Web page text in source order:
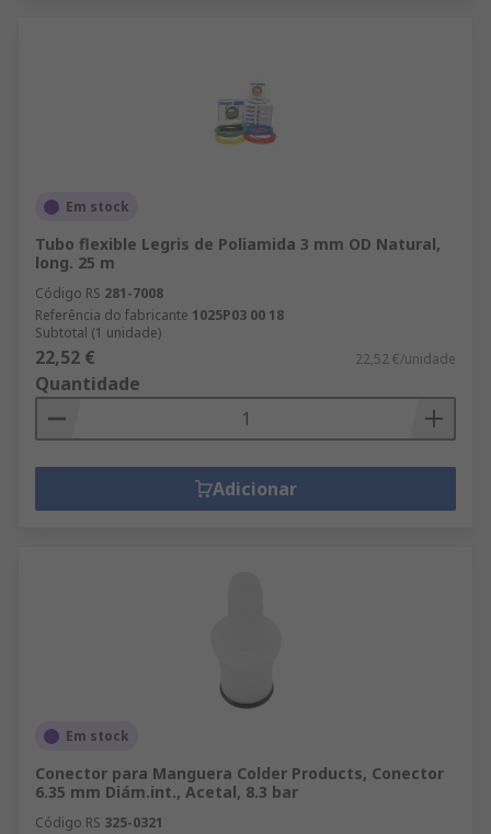
Em stock
Tubo flexible Legris de Poliamida 3 mm OD Natural,
long. 25 m
Código RS 281-7008
Referência do fabricante 1025P03 00 18
Subtotal (1 unidade)
22,52 € 22,52 €/unidade
Quantidade
Adicionar
Em stock
Conector para Manguera Colder Products, Conector
6.35 mm Diám.int., Acetal, 8.3 bar
Código RS 325-0321